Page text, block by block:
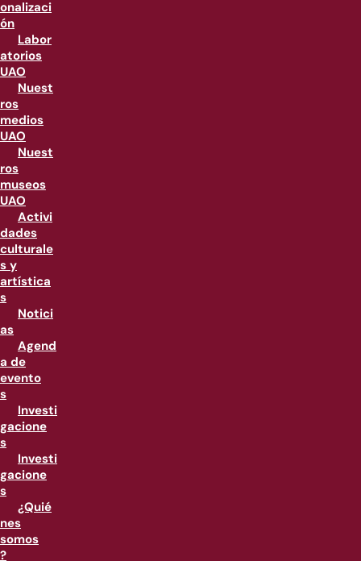
onalizaci
ón
Labor
atorios
UAO
Nuest
ros
medios
UAO
Nuest
ros
museos
UAO
Activi
dades
culturale
s y
artística
s
Notici
as
Agend
a de
evento
s
Investi
gacione
s
Investi
gacione
s
¿Quié
nes
somos
?